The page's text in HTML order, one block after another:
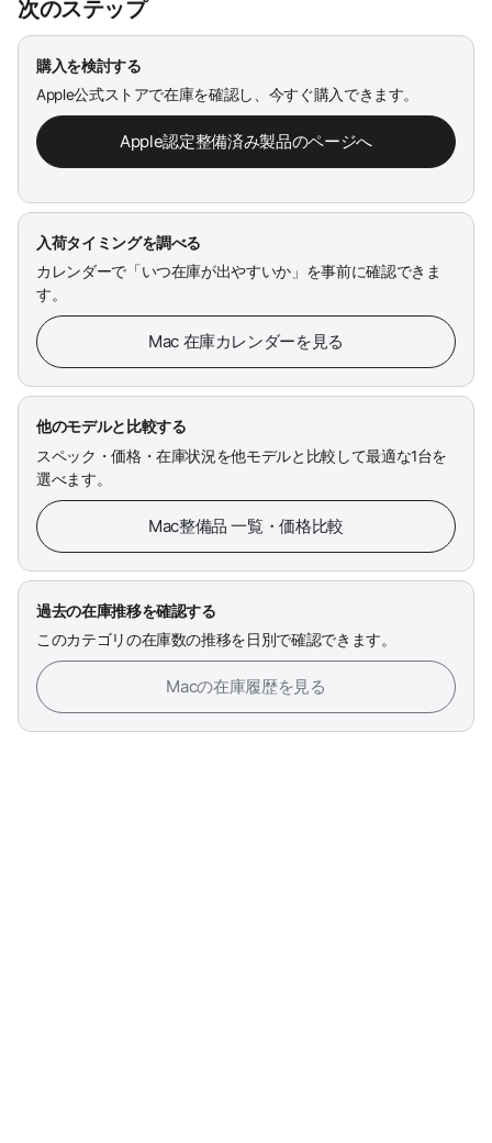
次のステップ
購入を検討する
Apple公式ストアで在庫を確認し、今すぐ購入できます。
Apple認定整備済み製品のページへ
入荷タイミングを調べる
カレンダーで「いつ在庫が出やすいか」を事前に確認できま
す。
Mac 在庫カレンダーを見る
他のモデルと比較する
スペック・価格・在庫状況を他モデルと比較して最適な1台を
選べます。
Mac整備品 一覧・価格比較
過去の在庫推移を確認する
このカテゴリの在庫数の推移を日別で確認できます。
Macの在庫履歴を見る